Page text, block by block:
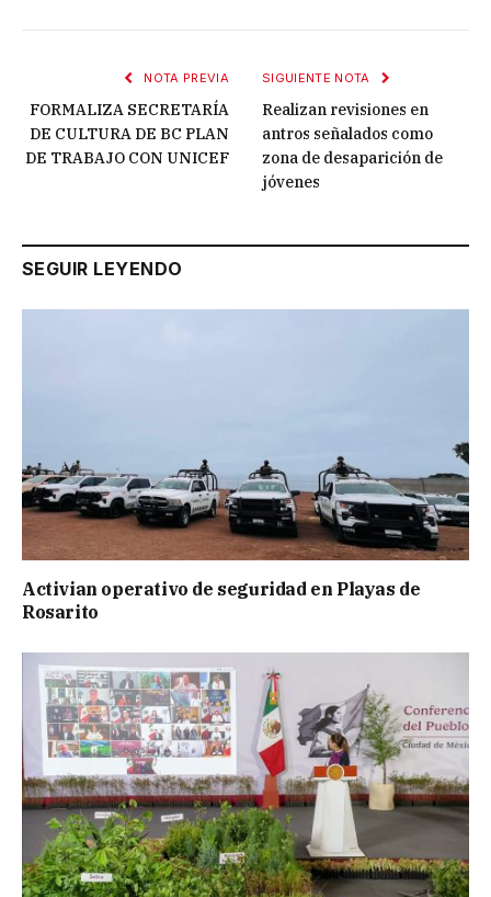
NOTA PREVIA
FORMALIZA SECRETARÍA
DE CULTURA DE BC PLAN
DE TRABAJO CON UNICEF
SIGUIENTE NOTA
Realizan revisiones en
antros señalados como
zona de desaparición de
jóvenes
SEGUIR LEYENDO
Activian operativo de seguridad en Playas de
Rosarito